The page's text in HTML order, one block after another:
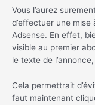
Vous l’aurez
d’effectuer une
Adsense. En effet,
visible au premier
le texte de
Cela permettrait
faut maintenant